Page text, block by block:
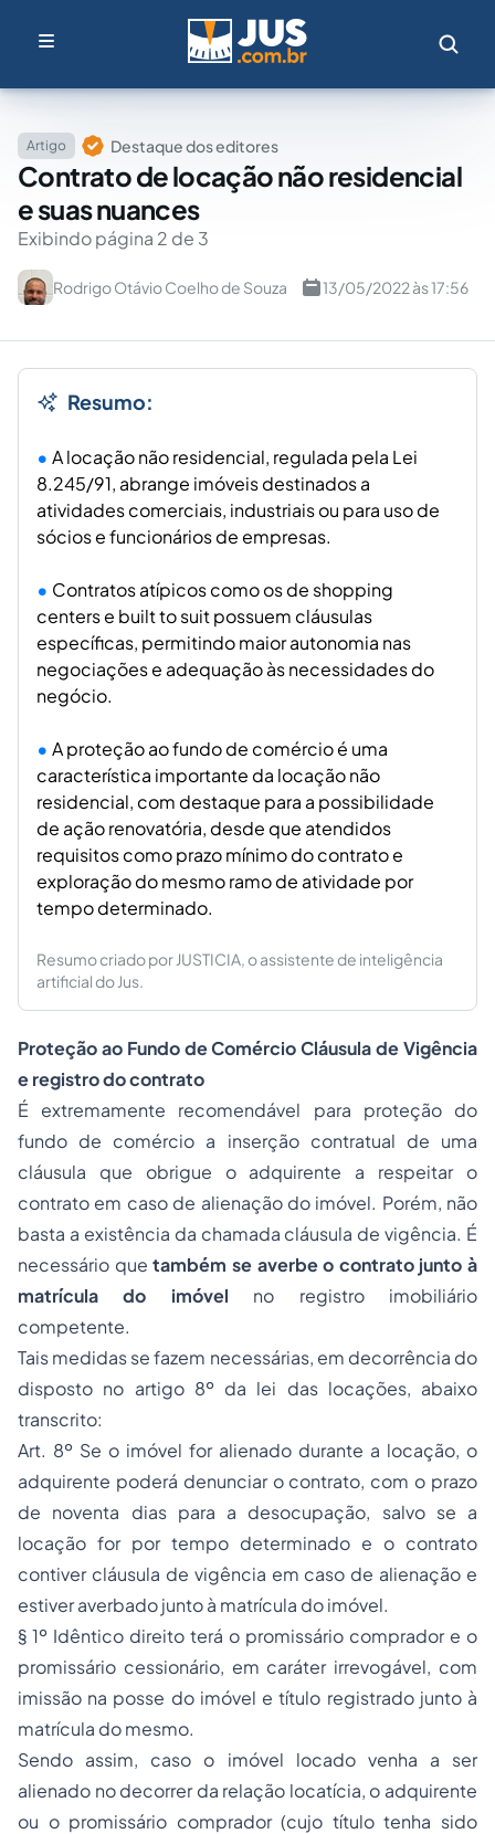
Artigo Destaque dos editores
Contrato de locação não residencial
e suas nuances
Exibindo página 2 de 3
Rodrigo Otávio Coelho de Souza 13/05/2022 às 17:56
Resumo:
A locação não residencial, regulada pela Lei
8.245/91, abrange imóveis destinados a
atividades comerciais, industriais ou para uso de
sócios e funcionários de empresas.
Contratos atípicos como os de shopping
centers e built to suit possuem cláusulas
específicas, permitindo maior autonomia nas
negociações e adequação às necessidades do
negócio.
A proteção ao fundo de comércio é uma
característica importante da locação não
residencial, com destaque para a possibilidade
de ação renovatória, desde que atendidos
requisitos como prazo mínimo do contrato e
exploração do mesmo ramo de atividade por
tempo determinado.
Resumo criado por JUSTICIA, o assistente de inteligência
artificial do Jus.
Proteção ao Fundo de Comércio Cláusula de Vigência
e registro do contrato
É extremamente recomendável para proteção do
fundo de comércio a inserção contratual de uma
cláusula que obrigue o adquirente a respeitar o
contrato em caso de alienação do imóvel. Porém, não
basta a existência da chamada cláusula de vigência. É
necessário quetambém se averbe o contrato junto à
matrícula do imóvel no registro imobiliário
competente.
Tais medidas se fazem necessárias, em decorrência do
disposto no artigo 8º da lei das locações, abaixo
transcrito:
Art. 8º Se o imóvel for alienado durante a locação, o
adquirente poderá denunciar o contrato, com o prazo
de noventa dias para a desocupação, salvo se a
locação for por tempo determinado e o contrato
contiver cláusula de vigência em caso de alienação e
estiver averbado junto à matrícula do imóvel.
§ 1º Idêntico direito terá o promissário comprador e o
promissário cessionário, em caráter irrevogável, com
imissão na posse do imóvel e título registrado junto à
matrícula do mesmo.
Sendo assim, caso o imóvel locado venha a ser
alienado no decorrer da relação locatícia, o adquirente
ou o promissário comprador (cujo título tenha sido